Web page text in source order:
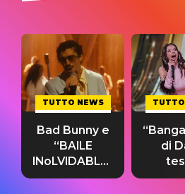
TUTTO NEWS
Bad Bunny e
“BAILE
INoLVIDABLE”:
testo,
di